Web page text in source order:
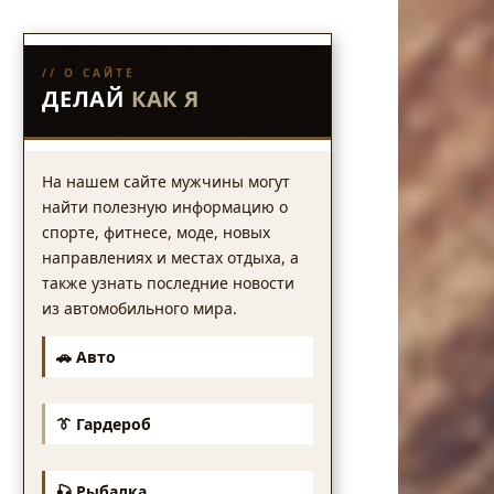
// О САЙТЕ
ДЕЛАЙ КАК Я
На нашем сайте мужчины могут
найти полезную информацию о
спорте, фитнесе, моде, новых
направлениях и местах отдыха, а
также узнать последние новости
из автомобильного мира.
🚗 Авто
👔 Гардероб